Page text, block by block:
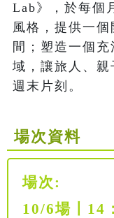
Lab》，於每個
風格，提供一
間；塑造一個
域，讓旅人、
週末片刻。
場次資料
場次:
10/6場〡14